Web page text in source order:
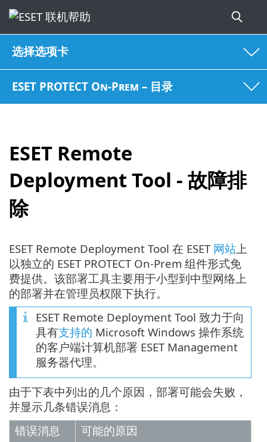
选择选项卡
ESET PROTECT On-Prem – 目录
ESET Remote
Deployment Tool - 故障排
除
ESET Remote Deployment Tool 在 ESET 网站 上
以独立的 ESET PROTECT On-Prem 组件形式免
费提供。该部署工具主要用于小型到中型网络上
的部署并在管理员权限下执行。
ESET Remote Deployment Tool 致力于向
具有支持的 Microsoft Windows 操作系统
的客户端计算机部署 ESET Management
服务器代理。
由于下表中列出的几个原因，部署可能会失败，
并显示几条错误消息：
错误消息
可能的原因